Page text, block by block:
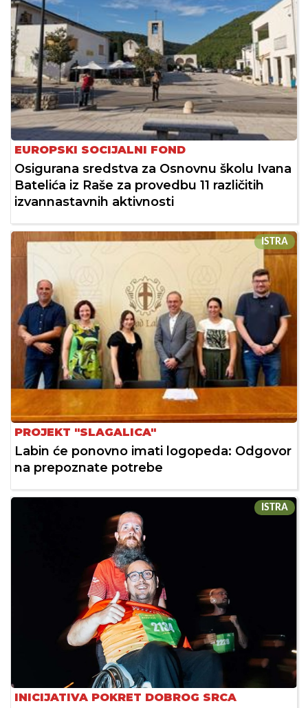
EUROPSKI SOCIJALNI FOND
Osigurana sredstva za Osnovnu školu Ivana
Batelića iz Raše za provedbu 11 različitih
izvannastavnih aktivnosti
ISTRA
PROJEKT "SLAGALICA"
Labin će ponovno imati logopeda: Odgovor
na prepoznate potrebe
ISTRA
INICIJATIVA POKRET DOBROG SRCA